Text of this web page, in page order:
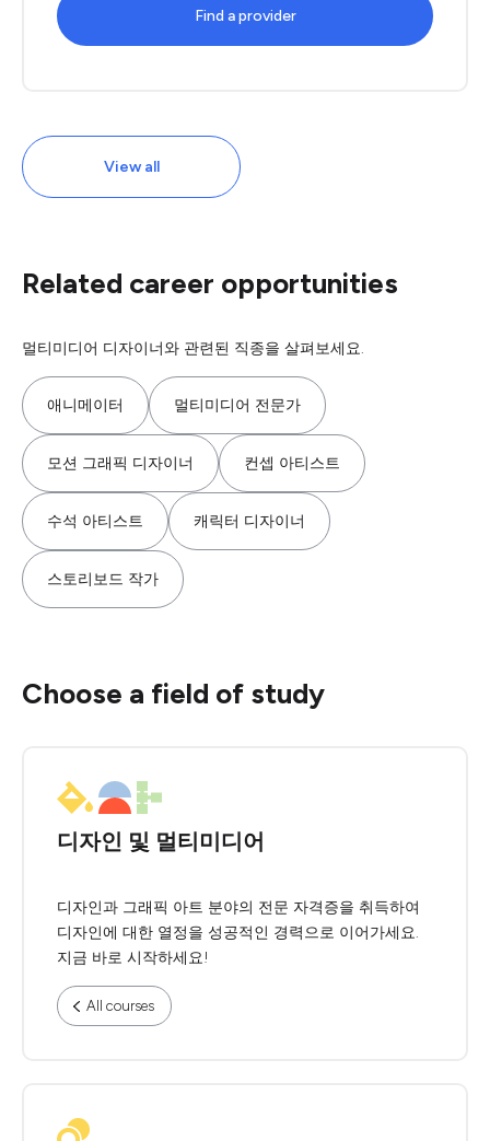
Find a provider
View all
Related career opportunities
멀티미디어 디자이너와 관련된 직종을 살펴보세요.
애니메이터 멀티미디어 전문가
모션 그래픽 디자이너 컨셉 아티스트
수석 아티스트 캐릭터 디자이너
스토리보드 작가
Choose a field of study
디자인 및 멀티미디어
디자인과 그래픽 아트 분야의 전문 자격증을 취득하여
디자인에 대한 열정을 성공적인 경력으로 이어가세요.
지금 바로 시작하세요!
All courses